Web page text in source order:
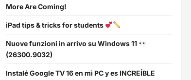
More Are Coming!
iPad tips & tricks for students
Nuove funzioni in arrivo su Windows 11
(26300.9032)
Instalé Google TV 16 en mi PC y es INCREÍBLE